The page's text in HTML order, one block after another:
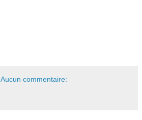
Aucun commentaire: